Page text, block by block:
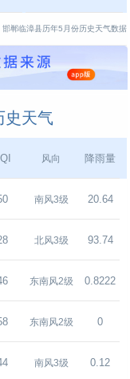
邯郸临漳县历年5月份历史天气数据
史天气
风向 降雨量
南风3级 20.64
北风3级 93.74
东南风2级 0.8222
东南风2级 0
南风3级 0.12